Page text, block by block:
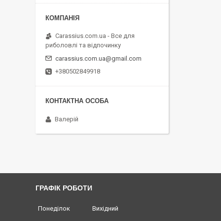
Carassius.com.ua - Все для
риболовлі та відпочинку
carassius.com.ua@gmail.com
+380502849918
Валерій
ГРАФІК РОБОТИ
Понеділок
Вихідний